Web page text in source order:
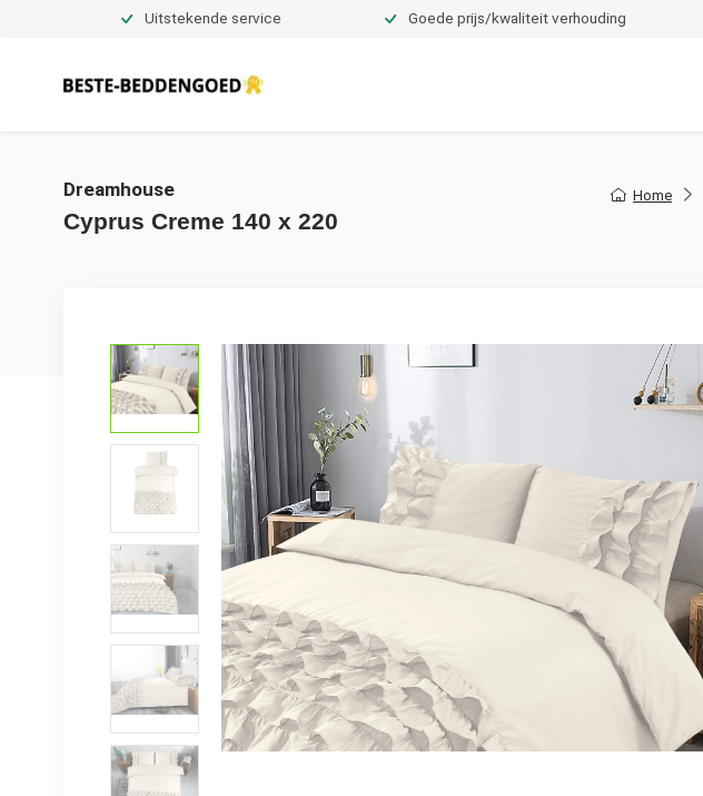
Uitstekende service Goede prijs/kwaliteit verhouding
Home
Dreamhouse
Cyprus Creme 140 x 220